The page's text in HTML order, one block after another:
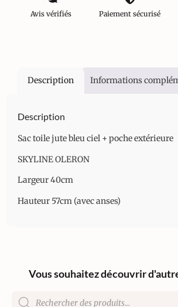
Avis vérifiés Paiement sécurisé
Description Informations
Description
Sac toile jute bleu ciel + poche extérieure
SKYLINE OLERON
Largeur 40cm
Hauteur 57cm (avec anses)
Vous souhaitez découvrir